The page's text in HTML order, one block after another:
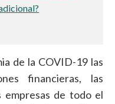
de la COVID-19 las
financieras, las
de todo el